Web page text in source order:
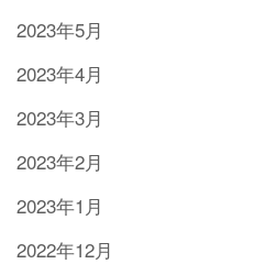
2023年5月
2023年4月
2023年3月
2023年2月
2023年1月
2022年12月